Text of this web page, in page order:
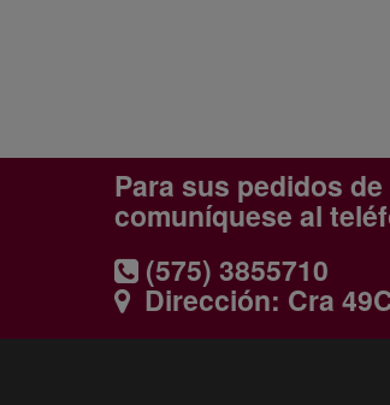
Para sus pedidos
comuníquese al
(575) 3855710
Dirección: Cra